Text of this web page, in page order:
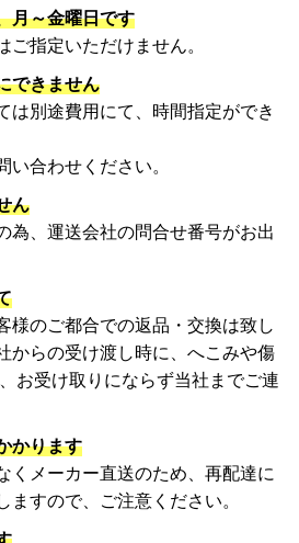
月～金曜日です
ご指定いただけません。
できません
は別途費用にて、時間指定ができ
合わせください。
ん
為、運送会社の問合せ番号がお出
様のご都合での返品・交換は致し
からの受け渡し時に、へこみや傷
お受け取りにならず当社までご連
かります
くメーカー直送のため、再配達に
ますので、ご注意ください。